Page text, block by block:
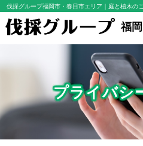
伐採グループ福岡市・春日市エリア ｜庭と植木の
福岡
プライバシ